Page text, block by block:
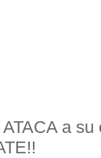
a su